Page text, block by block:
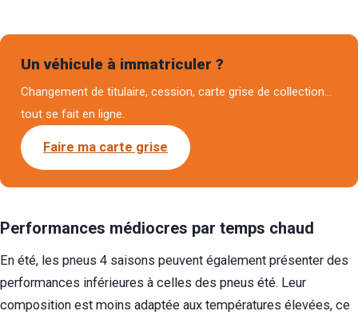
Un véhicule à immatriculer ?
Changement de titulaire, cession, carte grise de collection…
tout se fait en ligne.
Faire ma carte grise
Performances médiocres par temps chaud
En été, les pneus 4 saisons peuvent également présenter des
performances inférieures à celles des pneus été. Leur
composition est moins adaptée aux températures élevées, ce